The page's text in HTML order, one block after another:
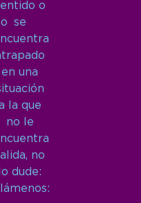
o
se
en una
la que
no le
no
lo dude: